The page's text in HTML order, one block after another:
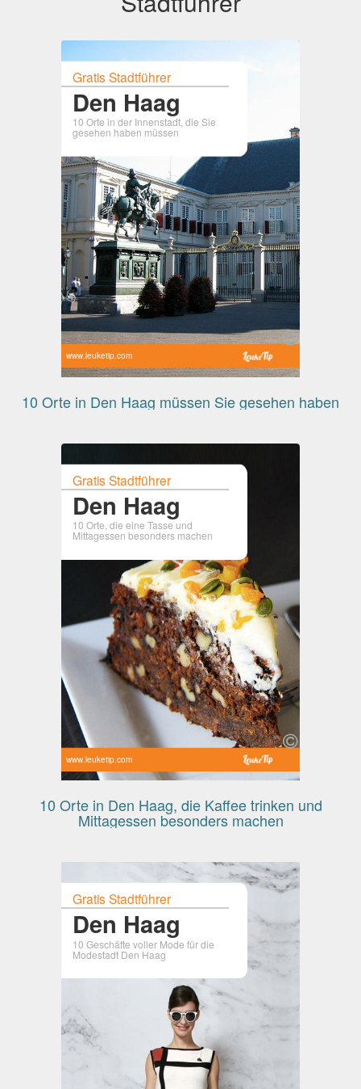
Gratis Stadtführer
Den Haag
10 Orte in der Innenstadt, die Sie
gesehen haben müssen
www.leuketip.com
10 Orte in Den Haag müssen Sie gesehen haben
Gratis Stadtführer
Den Haag
10 Orte, die eine Tasse und
Mittagessen besonders machen
www.leuketip.com
10 Orte in Den Haag, die Kaffee trinken und
Mittagessen besonders machen
Gratis Stadtführer
Den Haag
10 Geschäfte voller Mode für die
Modestadt Den Haag